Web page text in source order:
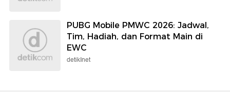
PUBG Mobile PMWC 2026: Jadwal,
Tim, Hadiah, dan Format Main di
EWC
detikInet